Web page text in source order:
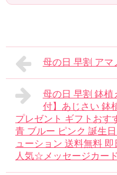
母の日 早割 アマ
母の日 早割 鉢
付】あじさい 鉢
プレゼント ギフトおす
青 ブルー ピンク 誕生
ューション 送料無料
人気☆メッセージカード